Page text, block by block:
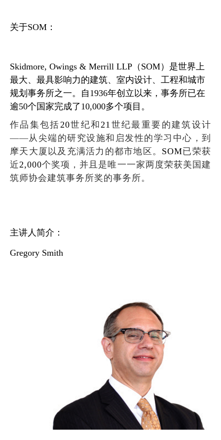
关于SOM ：
Skidmore, Owings & Merrill LLP （ SOM）是世界上
最大、最具影响力的建筑、室内设计、工程和城市
规划事务所之一。自 1936年创立以来，事务所已在
逾50个国家完成了10,000多个项目。
作品集包括20世纪和21 世纪最重要的建筑设计
——从尖端的研究设施和启发性的学习中心，到
摩天大厦以及充满活力的都市地区。 SOM已荣获
近2,000个奖项，并且是唯一一家两度荣获美国建
筑师协会建筑事务所奖的事务所。
主讲人简介：
Gregory Smith